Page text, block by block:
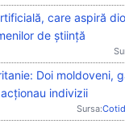
care aspiră
de știință
Doi moldoveni,
indivizii
Sursa: